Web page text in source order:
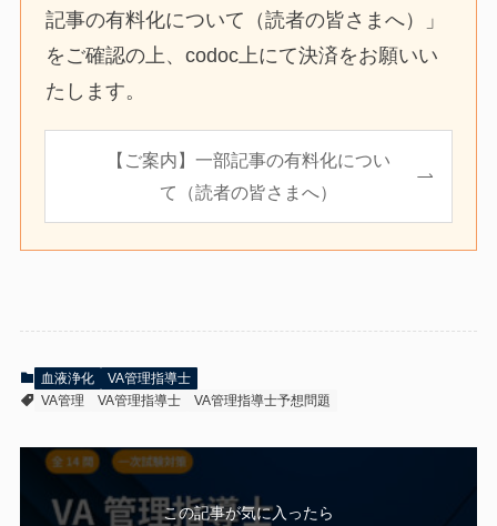
記事の有料化について（読者の皆さまへ）」
をご確認の上、codoc上にて決済をお願いい
たします。
【ご案内】一部記事の有料化につい
て（読者の皆さまへ）
血液浄化
VA管理指導士
VA管理
VA管理指導士 VA管理指導士予想問題
この記事が気に入ったら